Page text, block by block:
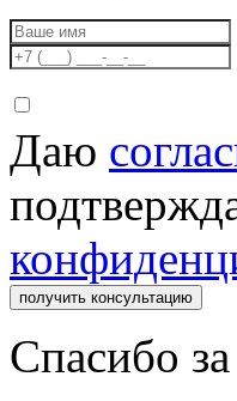
Даю
получить консультацию
Спасибо за